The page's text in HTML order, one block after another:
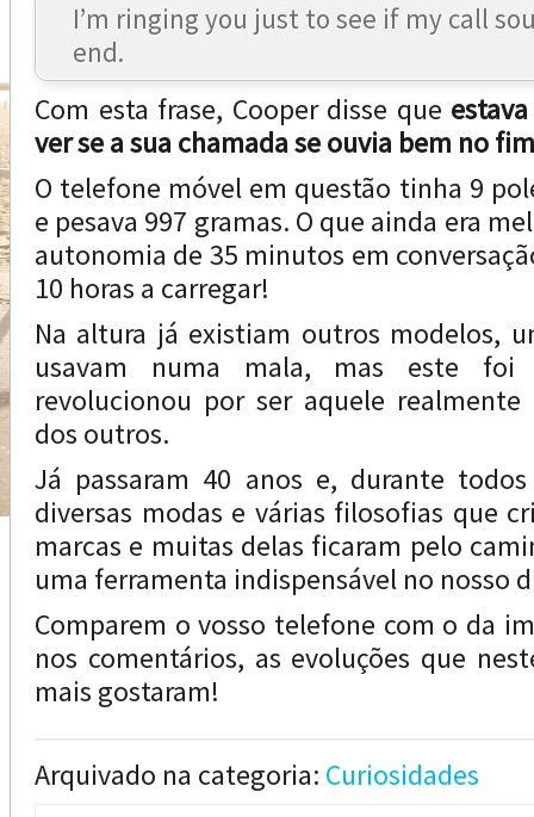
I’m ringing you just to see if my call
end.
Com esta frase, Cooper disse que
ver se a sua chamada se ouvia bem no
O telefone móvel em questão tinha 9
e pesava 997 gramas. O que ainda era
autonomia de 35 minutos em
10 horas a carregar!
Na altura já existiam outros modelos,
usavam numa mala, mas este foi
revolucionou por ser aquele
dos outros.
Já passaram 40 anos e, durante
diversas modas e várias filosofias que
marcas e muitas delas ficaram pelo
uma ferramenta indispensável no nosso
Comparem o vosso telefone com o da
nos comentários, as evoluções que
mais gostaram!
Arquivado na categoria: Curiosidades